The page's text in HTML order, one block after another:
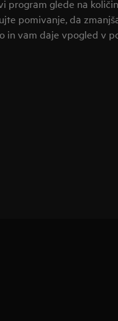
program glede na
pomivanje, da
in vam daje vpogled v